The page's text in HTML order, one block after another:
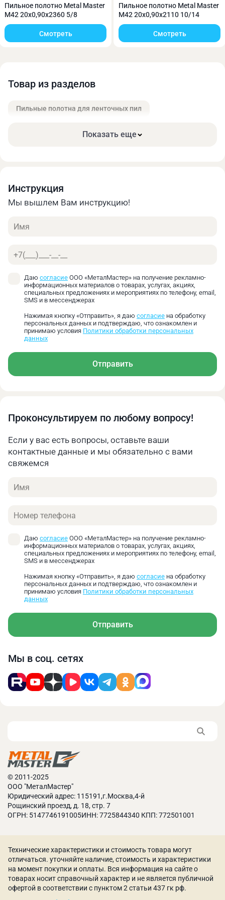
Онлайн калькулятор позволяет быстро получить
предварительную оценку стоимости своего заказа.
Найти оптимальное соотношение цены и
необходимых характеристик.
Пильное полотно Metal Master
M42 20x0,90x2360 5/8
Смотреть
Пильное полотно Metal Master
M42 20x0,90x2110 10/14
Смотреть
Товар из разделов
Пильные полотна для ленточных пил
Показать еще
Инструкция
Мы вышлем Вам инструкцию!
Имя
Телефон
Даю согласие ООО «МеталМастер» на получение рекламно-
информационных материалов о товарах, услугах, акциях,
специальных предложениях и мероприятиях по телефону, email,
SMS и в мессенджерах
Нажимая кнопку «Отправить», я даю согласие на обработку
персональных данных и подтверждаю, что ознакомлен и
принимаю условия Политики обработки персональных
данных
Отправить
Проконсультируем по любому вопросу!
Если у вас есть вопросы, оставьте ваши
контактные данные и мы обязательно с вами
свяжемся
Имя
Телефон
Даю согласие ООО «МеталМастер» на получение рекламно-
информационных материалов о товарах, услугах, акциях,
специальных предложениях и мероприятиях по телефону, email,
SMS и в мессенджерах
Нажимая кнопку «Отправить», я даю согласие на обработку
персональных данных и подтверждаю, что ознакомлен и
принимаю условия Политики обработки персональных
данных
Отправить
Мы в соц. сетях
© 2011-2025
ООО "МеталМастер"
Юридический адрес: 115191,г.Москва,4-й
Рощинский проезд, д. 18, стр. 7
ОГРН: 5147746191005ИНН: 7725844340 КПП: 772501001
Технические характеристики и стоимость товара могут
отличаться. уточняйте наличие, стоимость и характеристики
на момент покупки и оплаты. Вся информация на сайте о
товарах носит справочный характер и не является публичной
офертой в соответствии с пунктом 2 статьи 437 гк рф.